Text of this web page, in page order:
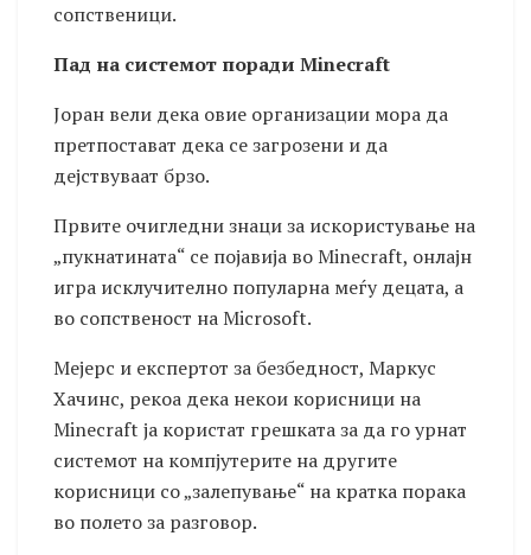
сопственици.
Пад на системот поради Minecraft
Јоран вели дека овие организации мора да
претпостават дека се загрозени и да
дејствуваат брзо.
Првите очигледни знаци за искористување на
„пукнатината“ се појавија во Minecraft, онлајн
игра исклучително популарна меѓу децата, а
во сопственост на Microsoft.
Мејерс и експертот за безбедност, Маркус
Хачинс, рекоа дека некои корисници на
Minecraft ја користат грешката за да го урнат
системот на компјутерите на другите
корисници со „залепување“ на кратка порака
во полето за разговор.